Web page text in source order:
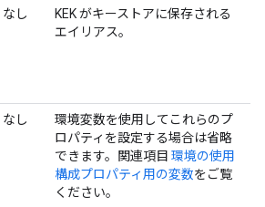
なし
KEK がキーストアに保存される
エイリアス。
なし
環境変数を使用してこれらのプ
ロパティを設定する場合は省略
できます。関連項目 環境の使用
構成プロパティ用の変数をご覧
ください。